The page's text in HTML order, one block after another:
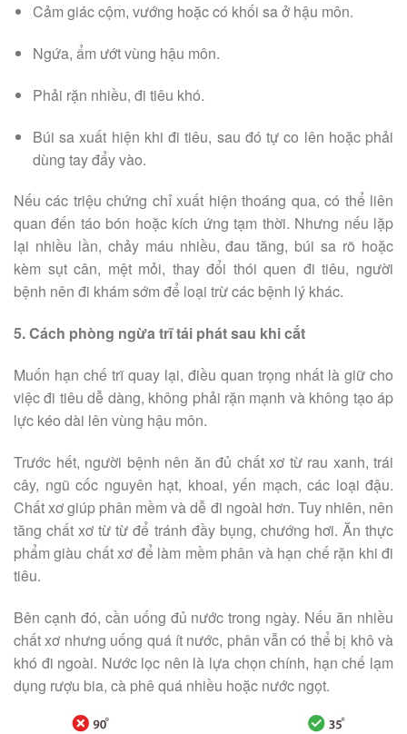
Cảm giác cộm, vướng hoặc có khối sa ở hậu môn.
Ngứa, ẩm ướt vùng hậu môn.
Phải rặn nhiều, đi tiêu khó.
Búi sa xuất hiện khi đi tiêu, sau đó tự co lên hoặc phải
dùng tay đẩy vào.
Nếu các triệu chứng chỉ xuất hiện thoáng qua, có thể liên
quan đến táo bón hoặc kích ứng tạm thời. Nhưng nếu lặp
lại nhiều lần, chảy máu nhiều, đau tăng, búi sa rõ hoặc
kèm sụt cân, mệt mỏi, thay đổi thói quen đi tiêu, người
bệnh nên đi khám sớm để loại trừ các bệnh lý khác.
5. Cách phòng ngừa trĩ tái phát sau khi cắt
Muốn hạn chế trĩ quay lại, điều quan trọng nhất là giữ cho
việc đi tiêu dễ dàng, không phải rặn mạnh và không tạo áp
lực kéo dài lên vùng hậu môn.
Trước hết, người bệnh nên ăn đủ chất xơ từ rau xanh, trái
cây, ngũ cốc nguyên hạt, khoai, yến mạch, các loại đậu.
Chất xơ giúp phân mềm và dễ đi ngoài hơn. Tuy nhiên, nên
tăng chất xơ từ từ để tránh đầy bụng, chướng hơi. Ăn thực
phẩm giàu chất xơ để làm mềm phân và hạn chế rặn khi đi
tiêu.
Bên cạnh đó, cần uống đủ nước trong ngày. Nếu ăn nhiều
chất xơ nhưng uống quá ít nước, phân vẫn có thể bị khô và
khó đi ngoài. Nước lọc nên là lựa chọn chính, hạn chế lạm
dụng rượu bia, cà phê quá nhiều hoặc nước ngọt.